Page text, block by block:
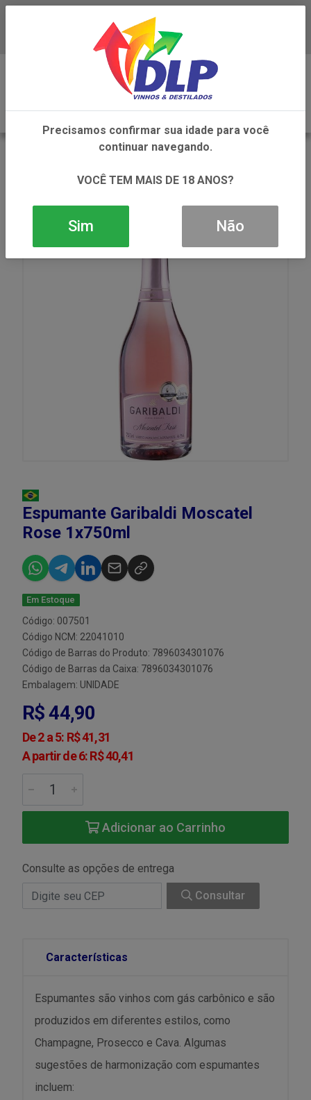
Baixe já o APP da DLP Vinhos
Espumante Garibaldi Moscatel
Rose 1x750ml
Em Estoque
Código: 007501
Código NCM: 22041010
Código de Barras do Produto: 7896034301076
Código de Barras da Caixa: 7896034301076
Embalagem: UNIDADE
R$ 44,90
De 2 a 5: R$ 41,31
A partir de 6: R$ 40,41
Adicionar ao Carrinho
Consulte as opções de entrega
Consultar
Características
Espumantes são vinhos com gás carbônico e são
produzidos em diferentes estilos, como
Champagne, Prosecco e Cava. Algumas
sugestões de harmonização com espumantes
incluem:
Precisamos confirmar sua idade para você
continuar navegando.
VOCÊ TEM MAIS DE 18 ANOS?
Sim Não